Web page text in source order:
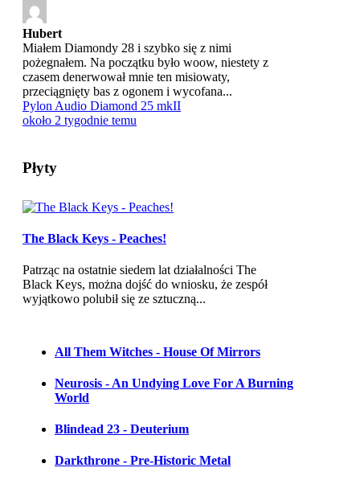
Hubert
Miałem Diamondy 28 i szybko się z nimi
pożegnałem. Na początku było woow, niestety z
czasem denerwował mnie ten misiowaty,
przeciągnięty bas z ogonem i wycofana...
Pylon Audio Diamond 25 mkII
około 2 tygodnie temu
Płyty
The Black Keys - Peaches!
Patrząc na ostatnie siedem lat działalności The
Black Keys, można dojść do wniosku, że zespół
wyjątkowo polubił się ze sztuczną...
All Them Witches - House Of Mirrors
Neurosis - An Undying Love For A Burning
World
Blindead 23 - Deuterium
Darkthrone - Pre-Historic Metal